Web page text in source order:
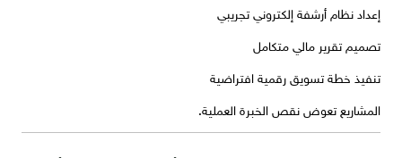
إعداد نظام أرشفة إلكتروني تجريبي
تصميم تقرير مالي متكامل
تنفيذ خطة تسويق رقمية افتراضية
المشاريع تعوض نقص الخبرة العملية.